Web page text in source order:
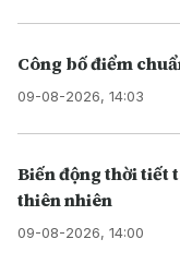
Công bố điểm
09-08-2026, 14:03
Biến động thời tiết
thiên nhiên
09-08-2026, 14:00